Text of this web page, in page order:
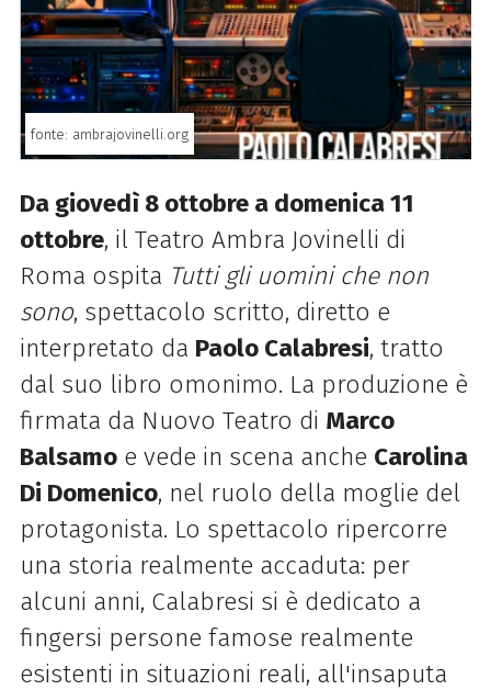
fonte: ambrajovinelli.org
Da giovedì 8 ottobre a domenica 11
ottobre, il Teatro Ambra Jovinelli di
Roma ospita Tutti gli uomini che non
sono, spettacolo scritto, diretto e
interpretato da Paolo Calabresi, tratto
dal suo libro omonimo. La produzione è
firmata da Nuovo Teatro di Marco
Balsamoe vede in scena anche Carolina
Di Domenico, nel ruolo della moglie del
protagonista. Lo spettacolo ripercorre
una storia realmente accaduta: per
alcuni anni, Calabresi si è dedicato a
fingersi persone famose realmente
esistenti in situazioni reali, all'insaputa